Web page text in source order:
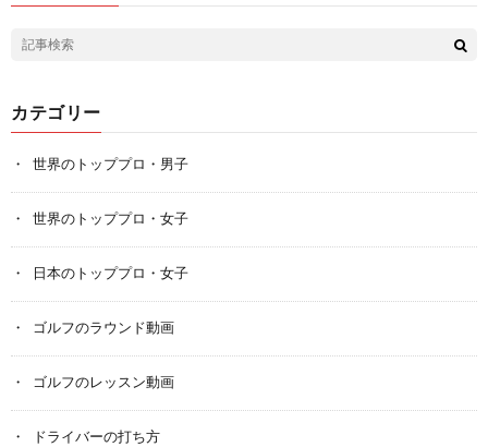
カテゴリー
世界のトッププロ・男子
世界のトッププロ・女子
日本のトッププロ・女子
ゴルフのラウンド動画
ゴルフのレッスン動画
ドライバーの打ち方